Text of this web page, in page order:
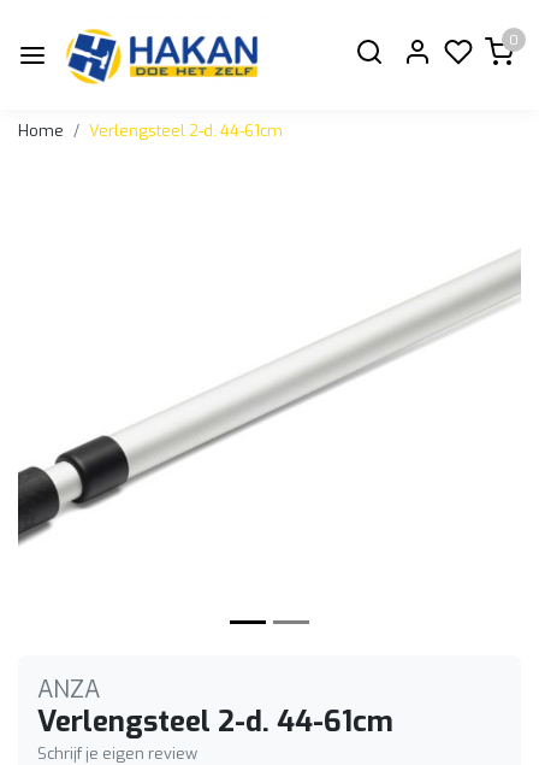
0
Home Verlengsteel 2-d. 44-61cm
ANZA
Verlengsteel 2-d. 44-61cm
Schrijf je eigen review